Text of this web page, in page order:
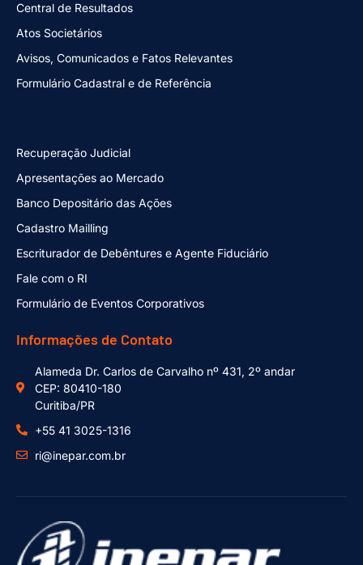
Central de Resultados
Atos Societários
Avisos, Comunicados e Fatos Relevantes
Formulário Cadastral e de Referência
Recuperação Judicial
Apresentações ao Mercado
Banco Depositário das Ações
Cadastro Mailling
Escriturador de Debêntures e Agente Fiduciário
Fale com o RI
Formulário de Eventos Corporativos
Informações de Contato
Alameda Dr. Carlos de Carvalho nº 431, 2º andar
CEP: 80410-180
Curitiba/PR
+55 41 3025-1316
ri@inepar.com.br